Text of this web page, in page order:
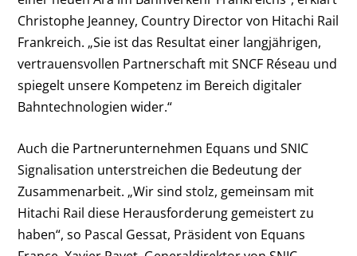
Christophe Jeanney, Country Director von Hitachi Rail
Frankreich. „Sie ist das Resultat einer langjährigen,
vertrauensvollen Partnerschaft mit SNCF Réseau und
spiegelt unsere Kompetenz im Bereich digitaler
Bahntechnologien wider.“
Auch die Partnerunternehmen Equans und SNIC
Signalisation unterstreichen die Bedeutung der
Zusammenarbeit. „Wir sind stolz, gemeinsam mit
Hitachi Rail diese Herausforderung gemeistert zu
haben“, so Pascal Gessat, Präsident von Equans